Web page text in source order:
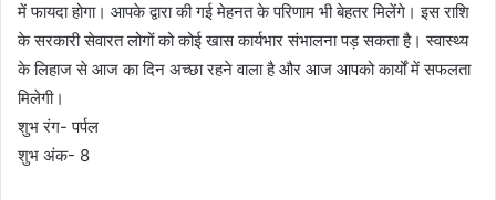
में फायदा होगा। आपके द्वारा की गई मेहनत के परिणाम भी बेहतर मिलेंगे। इस राशि
के सरकारी सेवारत लोगों को कोई खास कार्यभार संभालना पड़ सकता है। स्वास्थ्य
के लिहाज से आज का दिन अच्छा रहने वाला है और आज आपको कार्यों में सफलता
मिलेगी।
शुभ रंग- पर्पल
शुभ अंक- 8